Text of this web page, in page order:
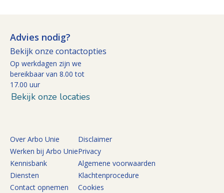
Advies nodig?
Bekijk onze contactopties
Op werkdagen zijn we
bereikbaar van 8.00 tot
17.00 uur
Bekijk onze locaties
Over Arbo Unie
Werken bij Arbo Unie
Kennisbank
Diensten
Contact opnemen
Disclaimer
Privacy
Algemene voorwaarden
Klachtenprocedure
Cookies